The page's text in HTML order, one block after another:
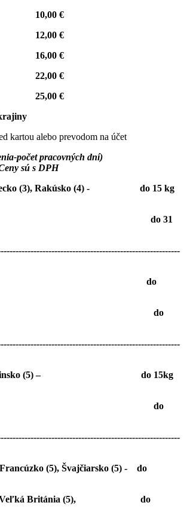
kg 10,00 €
kg 12,00 €
kg 16,00 €
kg 22,00 €
25,00 €
kartou alebo prevodom na účet
počet pracovných dní)
sú s DPH
(3), Rakúsko (4) - do 15 kg
(2) do 31
(4) - do
€
Slovinsko (5) – do 15kg
(5), Švajčiarsko (5) - do
€
Veľká Británia (5), do